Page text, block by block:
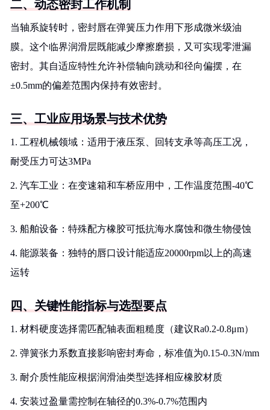
二、动态密封工作机制
当轴系旋转时，密封唇在弹簧压力作用下形成微米级油
膜。这个临界润滑层既能减少摩擦磨损，又可实现零泄漏
密封。其自适应特性允许补偿轴向跳动和径向偏摆，在
±0.5mm的偏差范围内保持有效密封。
三、工业应用场景与技术优势
1. 工程机械领域：适用于液压泵、回转支承等高压工况，
耐受压力可达3MPa
2. 汽车工业：在变速箱和车桥应用中，工作温度范围-40℃
至+200℃
3. 船舶设备：特殊配方橡胶可抵抗海水腐蚀和微生物侵蚀
4. 能源装备：独特的唇口设计能适应20000rpm以上的高速
运转
四、关键性能指标与选型要点
1. 材料硬度选择需匹配轴表面粗糙度（建议Ra0.2-0.8μm）
2. 弹簧张力系数直接影响密封寿命，标准值为0.15-0.3N/mm
3. 耐介质性能应根据润滑油类型选择相应橡胶材质
4. 安装过盈量需控制在轴径的0.3%-0.7%范围内